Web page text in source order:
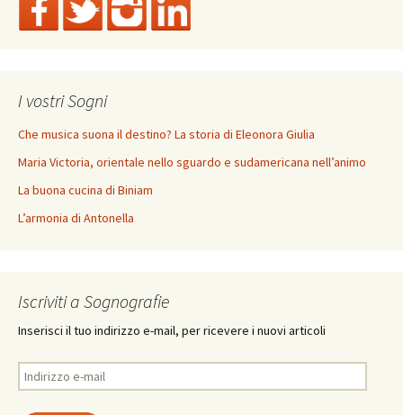
I vostri Sogni
Che musica suona il destino? La storia di Eleonora Giulia
Maria Victoria, orientale nello sguardo e sudamericana nell’animo
La buona cucina di Biniam
L’armonia di Antonella
Iscriviti a Sognografie
Inserisci il tuo indirizzo e-mail, per ricevere i nuovi articoli
Indirizzo
e-